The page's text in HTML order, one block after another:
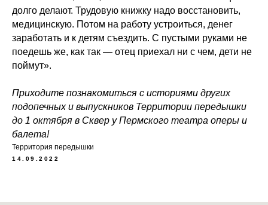
долго делают. Трудовую книжку надо восстановить,
медицинскую. Потом на работу устроиться, денег
заработать и к детям съездить. С пустыми руками не
поедешь же, как так — отец приехал ни с чем, дети не
поймут».
Приходите познакомиться с историями других
подопечных и выпускников Территории передышки
до 1 октября в Сквер у Пермского театра оперы и
балета!
Территория передышки
14.09.2022